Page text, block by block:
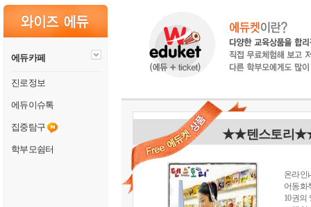
에듀카페
진로정보
에듀이슈톡
집중탐구
학부모쉼터
★★텐스토리★★
온라인
어동화
10권의